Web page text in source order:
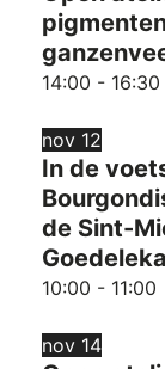
14:00 - 16:30
nov 12
In de
de Sint-
10:00 - 11:00
nov 14